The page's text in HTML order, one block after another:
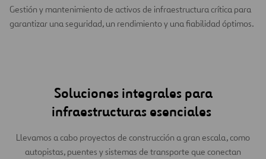
Gestión y mantenimiento de activos de infraestructura crítica para
garantizar una seguridad, un rendimiento y una fiabilidad óptimos.
Soluciones integrales para
infraestructuras esenciales
Llevamos a cabo proyectos de construcción a gran escala, como
autopistas, puentes y sistemas de transporte que conectan